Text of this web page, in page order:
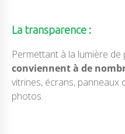
La transparence :
Permettant à la lumière de
conviennent à de
vitrines, écrans, panneaux
photos.